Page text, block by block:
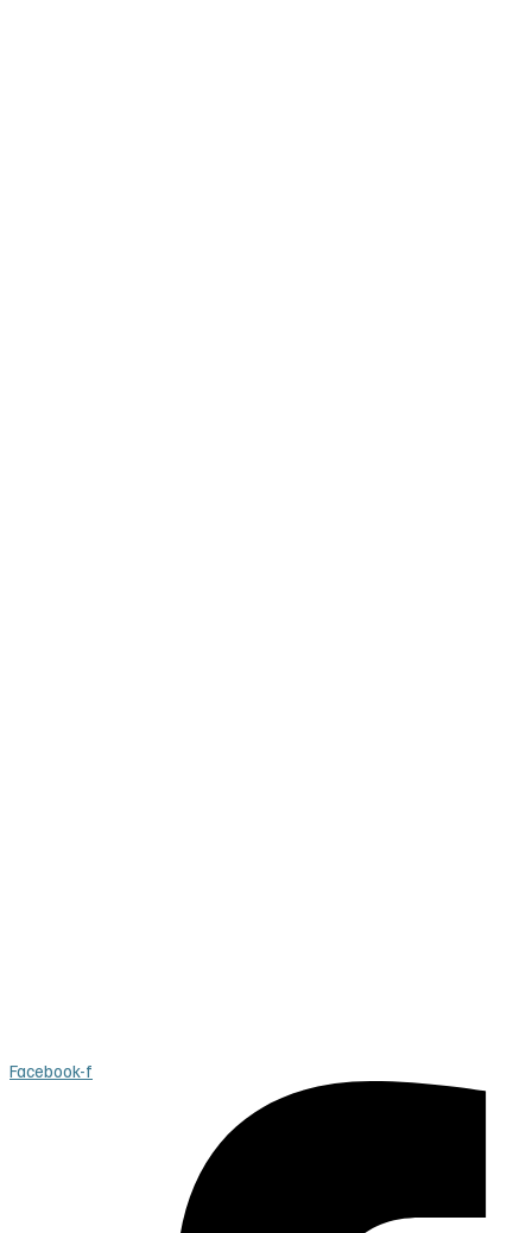
Facebook-f